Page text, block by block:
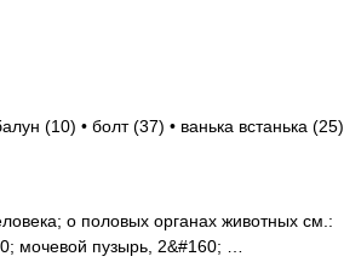
(10) • болт (37) • ванька встанька (25)
о половых органах животных см.:
мочевой пузырь, 2&#160; …